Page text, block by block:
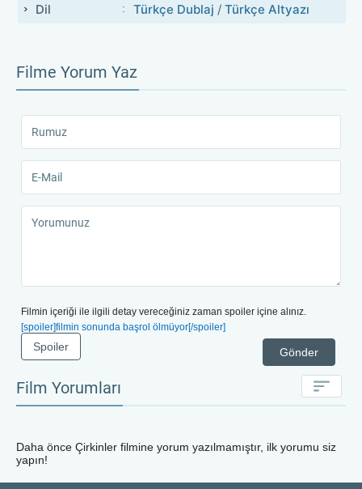
Dil
Türkçe Dublaj / Türkçe Altyazı
Filme Yorum Yaz
Filmin içeriği ile ilgili detay vereceğiniz zaman spoiler içine alınız.
[spoiler]filmin sonunda başrol ölmüyor[/spoiler]
Gönder
Spoiler
Film Yorumları
Daha önce Çirkinler filmine yorum yazılmamıştır, ilk yorumu siz
yapın!